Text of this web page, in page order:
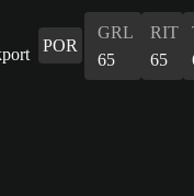
POR
GRL
65
RIT
65